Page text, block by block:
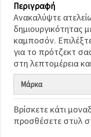
Αποδέχομαι
όλα!
Ρυθμίσεις
Περιγραφή
Ανακαλύψτε
δημιουργικότητας
καμποσόν.
για το πρότζεκτ
στη λεπτομέρεια
Μάρκα
Βρίσκετε κάτι
προσθέσετε στυλ